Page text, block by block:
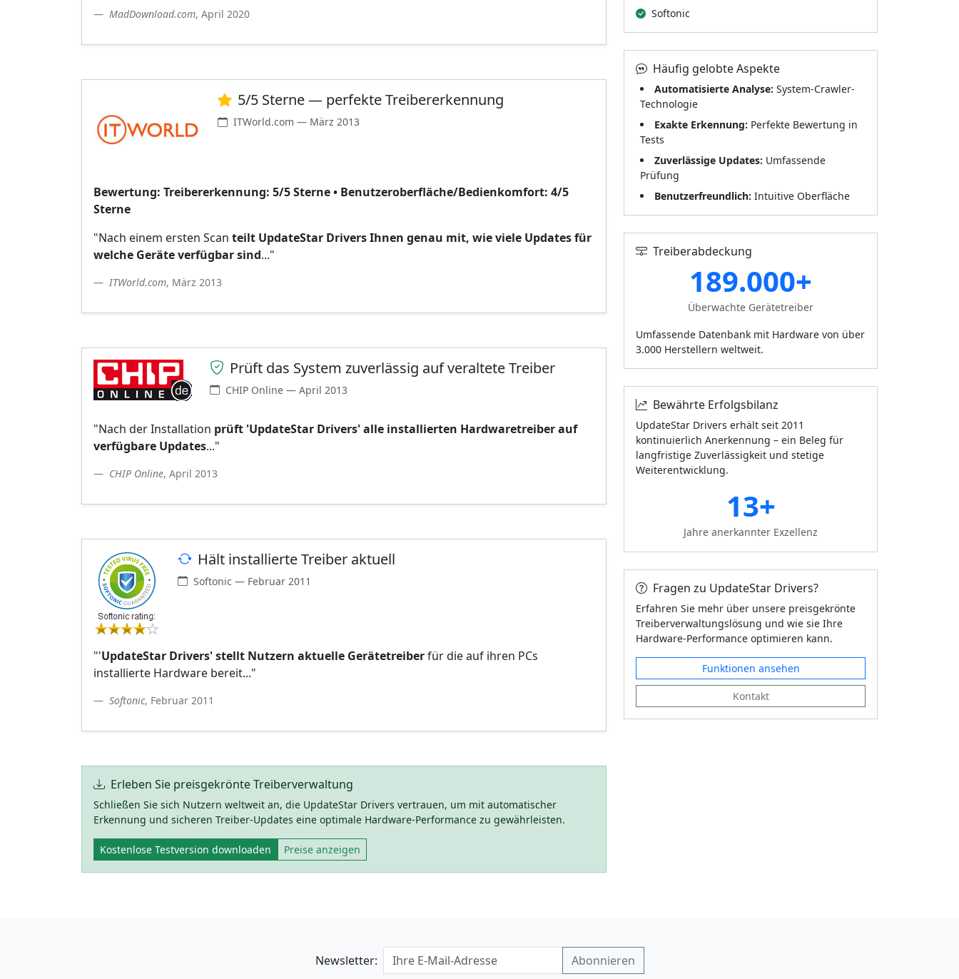
MadDownload.com, April 2020
5/5 Sterne — perfekte Treibererkennung
ITWorld.com — März 2013
Bewertung: Treibererkennung: 5/5 Sterne • Benutzeroberfläche/Bedienkomfort: 4/5
Sterne
"Nach einem ersten Scan teilt UpdateStar Drivers Ihnen genau mit, wie viele Updates für
welche Geräte verfügbar sind..."
ITWorld.com, März 2013
Prüft das System zuverlässig auf veraltete Treiber
CHIP Online — April 2013
"Nach der Installation prüft 'UpdateStar Drivers' alle installierten Hardwaretreiber auf
verfügbare Updates..."
CHIP Online, April 2013
Hält installierte Treiber aktuell
Softonic — Februar 2011
"'UpdateStar Drivers' stellt Nutzern aktuelle Gerätetreiberfür die auf ihren PCs
installierte Hardware bereit..."
Softonic, Februar 2011
Erleben Sie preisgekrönte Treiberverwaltung
Schließen Sie sich Nutzern weltweit an, die UpdateStar Drivers vertrauen, um mit automatischer
Erkennung und sicheren Treiber-Updates eine optimale Hardware-Performance zu gewährleisten.
Kostenlose Testversion downloaden Preise anzeigen
Softonic
Häufig gelobte Aspekte
Automatisierte Analyse: System-Crawler-
Technologie
Exakte Erkennung: Perfekte Bewertung in
Tests
Zuverlässige Updates: Umfassende
Prüfung
Benutzerfreundlich: Intuitive Oberfläche
Treiberabdeckung
189.000+
Überwachte Gerätetreiber
Umfassende Datenbank mit Hardware von über
3.000 Herstellern weltweit.
Bewährte Erfolgsbilanz
UpdateStar Drivers erhält seit 2011
kontinuierlich Anerkennung – ein Beleg für
langfristige Zuverlässigkeit und stetige
Weiterentwicklung.
13+
Jahre anerkannter Exzellenz
Fragen zu UpdateStar Drivers?
Erfahren Sie mehr über unsere preisgekrönte
Treiberverwaltungslösung und wie sie Ihre
Hardware-Performance optimieren kann.
Funktionen ansehen
Kontakt
Newsletter: